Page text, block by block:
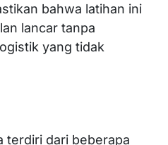
bahwa latihan ini
lancar tanpa
yang tidak
terdiri dari beberapa